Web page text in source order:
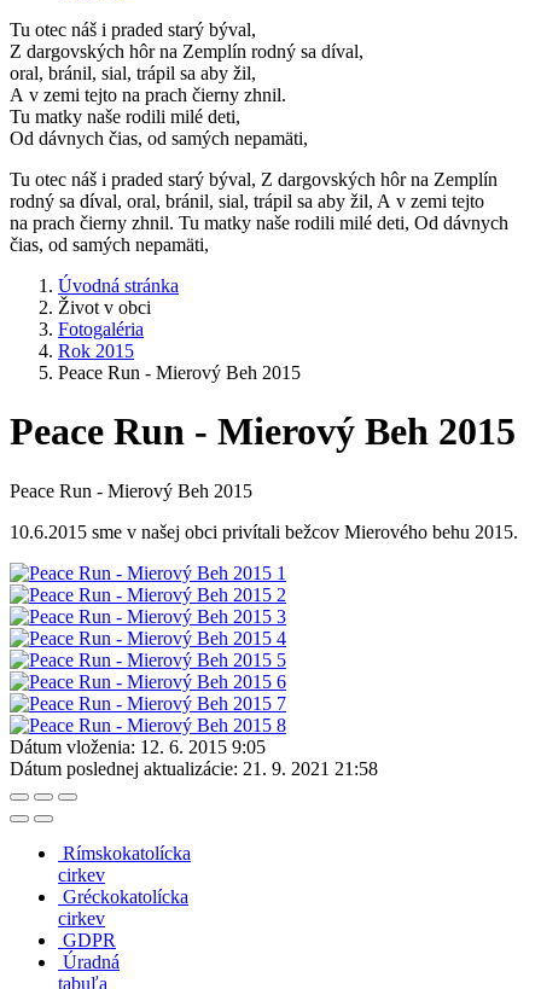
Tu otec náš i praded starý býval,
Z dargovských hôr na Zemplín rodný sa díval,
oral, bránil, sial, trápil sa aby žil,
A v zemi tejto na prach čierny zhnil.
Tu matky naše rodili milé deti,
Od dávnych čias, od samých nepamäti,
Tu otec náš i praded starý býval, Z dargovských hôr na Zemplín
rodný sa díval, oral, bránil, sial, trápil sa aby žil, A v zemi tejto
na prach čierny zhnil. Tu matky naše rodili milé deti, Od dávnych
čias, od samých nepamäti,
Úvodná stránka
Život v obci
Fotogaléria
Rok 2015
Peace Run - Mierový Beh 2015
Peace Run - Mierový Beh 2015
Peace Run - Mierový Beh 2015
10.6.2015 sme v našej obci privítali bežcov Mierového behu 2015.
Dátum vloženia: 12. 6. 2015 9:05
Dátum poslednej aktualizácie: 21. 9. 2021 21:58
Rímskokatolícka
cirkev
Gréckokatolícka
cirkev
GDPR
Úradná
tabuľa